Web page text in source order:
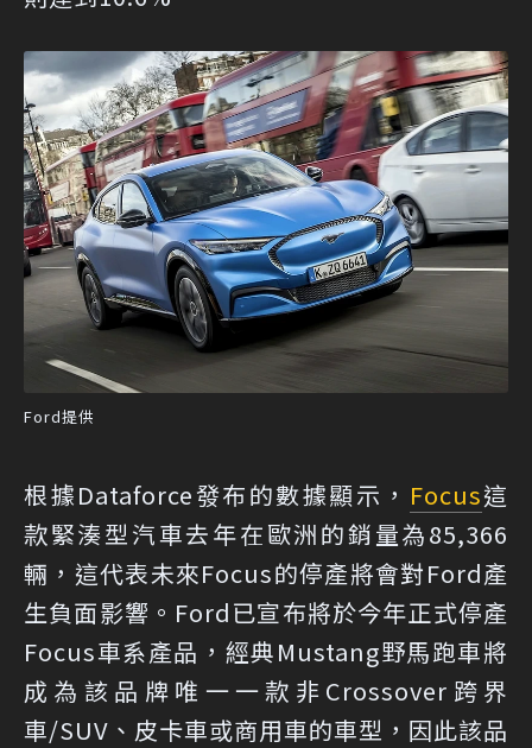
Ford提供
根據Dataforce發布的數據顯示， Focus這
款緊湊型汽車去年在歐洲的銷量為85,366
輛，這代表未來Focus的停產將會對Ford產
生負面影響。Ford已宣布將於今年正式停產
Focus車系產品，經典Mustang野馬跑車將
成為該品牌唯一一款非Crossover跨界
車/SUV、皮卡車或商用車的車型，因此該品